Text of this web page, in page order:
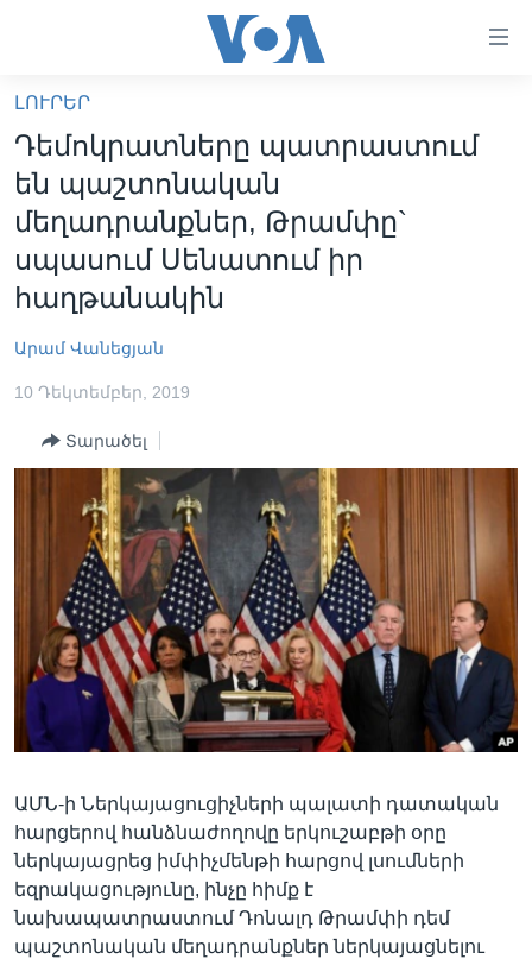
հիմնական
բովանդակությանը
անցնել
հիմնական
բովանդակությանը
հիմնական
բովանդակություն
ԼՈՒՐԵՐ
ՍՓՅՈՒՌՔ
ՏԵՍԱՆՅՈՒԹԵՐ
ՖԻԼՄԵՐ
ՖԻԼՄԵՐ
IN ENGLISH
ՄԵՐ ՄԱՍԻՆ
ՄԵՐ ՄԱՍԻՆ
ԿԱՊ ՄԵԶ ՀԵՏ
ՈՒԿՐԱԻՆԱԿԱՆ ՊԱՏԵՐԱԶՄ
Learning English
ՀԵՏԵՒԵՔ ՄԵԶ
Լեզուներ
ԼՈՒՐԵՐ
Դեմոկրատները պատրաստում
են պաշտոնական
մեղադրանքներ, Թրամփը`
սպասում Սենատում իր
հաղթանակին
Արամ Վանեցյան
10 Դեկտեմբեր, 2019
Տարածել
ԱՄՆ-ի Ներկայացուցիչների պալատի դատական
հարցերով հանձնաժողովը երկուշաբթի օրը
ներկայացրեց իմփիչմենթի հարցով լսումների
եզրակացությունը, ինչը հիմք է
նախապատրաստում Դոնալդ Թրամփի դեմ
պաշտոնական մեղադրանքներ ներկայացնելու